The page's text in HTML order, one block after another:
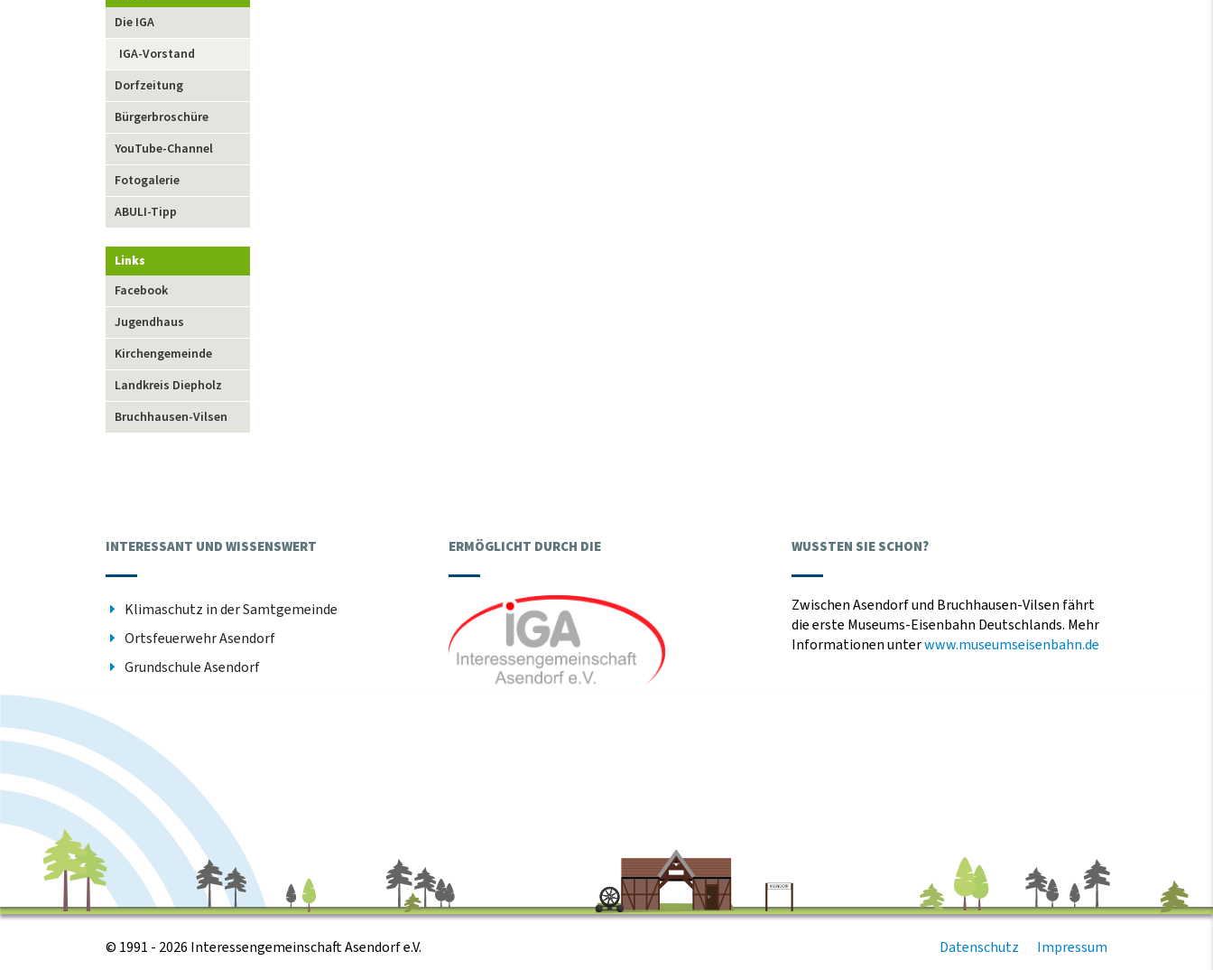
Navigation
überspringen
Die IGA
IGA-Vorstand
Dorfzeitung
Bürgerbroschüre
YouTube-Channel
Fotogalerie
ABULI-Tipp
Links
Navigation
überspringen
Facebook
Jugendhaus
Kirchengemeinde
Landkreis Diepholz
Bruchhausen-Vilsen
INTERESSANT UND WISSENSWERT
Klimaschutz in der Samtgemeinde
Ortsfeuerwehr Asendorf
Grundschule Asendorf
ERMÖGLICHT DURCH DIE WUSSTEN SIE SCHON?
Zwischen Asendorf und Bruchhausen-Vilsen fährt
die erste Museums-Eisenbahn Deutschlands. Mehr
Informationen unterwww.museumseisenbahn.de
© 1991 - 2026 Interessengemeinschaft Asendorf e.V. Datenschutz Impressum